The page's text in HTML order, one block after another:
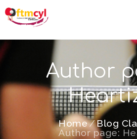
Author
Home
Blog
Author page: